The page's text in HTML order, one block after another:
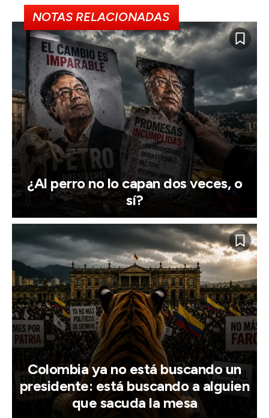
NOTAS RELACIONADAS
¿Al perro no lo capan dos veces, o
sí?
Colombia ya no está buscando un
presidente: está buscando a alguien
que sacuda la mesa